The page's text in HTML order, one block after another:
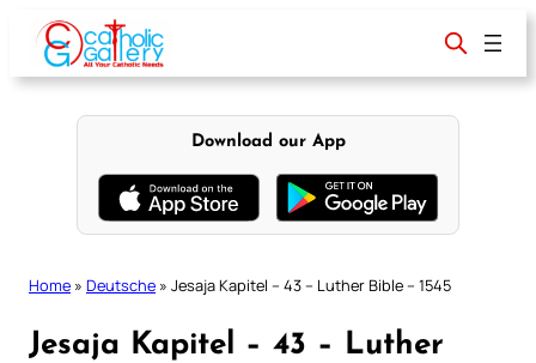
content
Download our App
Home » Deutsche » Jesaja Kapitel – 43 – Luther Bible – 1545
Jesaja Kapitel – 43 – Luther